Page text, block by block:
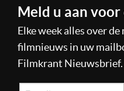
Meld u aan
Elke week alles over
filmnieuws in uw
Filmkrant Nieuwsbrief.